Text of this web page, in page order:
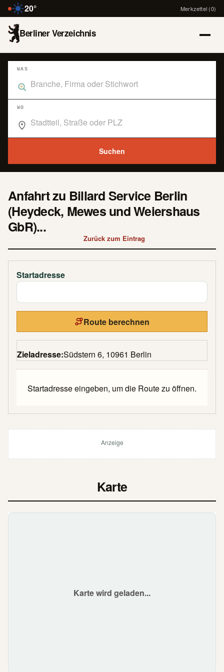
20° Merkzettel (0)
Berliner Verzeichnis
WAS
Was suchst du im Branchenbuch Berlin?
WO
Suchen
Anfahrt zu Billard Service Berlin
(Heydeck, Mewes und Weiershaus
GbR)...
Zurück zum Eintrag
Startadresse
Route berechnen
Zieladresse:Südstern 6, 10961 Berlin
Startadresse eingeben, um die Route zu öffnen.
Anzeige
Karte
Karte wird geladen...